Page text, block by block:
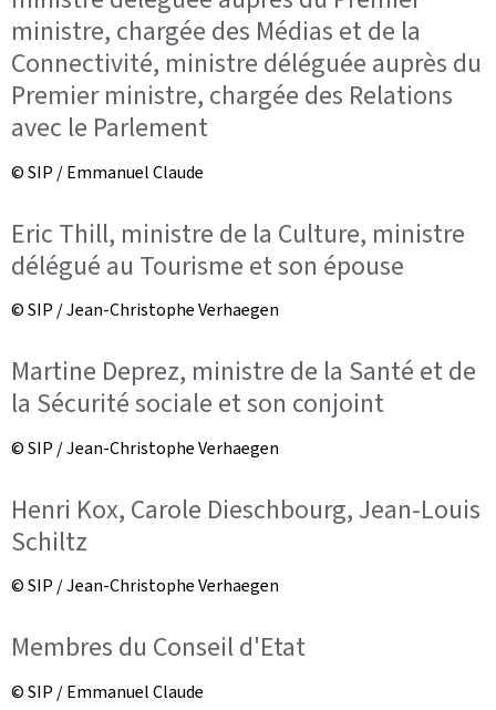
ministre, chargée des Médias et de la
Connectivité, ministre déléguée auprès du
Premier ministre, chargée des Relations
avec le Parlement
© SIP / Emmanuel Claude
Eric Thill, ministre de la Culture, ministre
délégué au Tourisme et son épouse
© SIP / Jean-Christophe Verhaegen
Martine Deprez, ministre de la Santé et de
la Sécurité sociale et son conjoint
© SIP / Jean-Christophe Verhaegen
Henri Kox, Carole Dieschbourg, Jean-Louis
Schiltz
© SIP / Jean-Christophe Verhaegen
Membres du Conseil d'Etat
© SIP / Emmanuel Claude